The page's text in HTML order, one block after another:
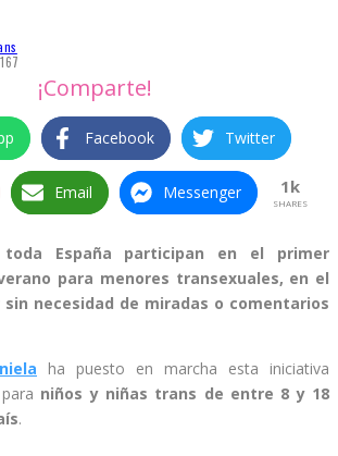
167
¡Comparte!
Facebook Twitter
Email Messenger 1k
SHARES
España participan en el primer
para menores transexuales, en el
necesidad de miradas o comentarios
ha puesto en marcha esta iniciativa
niños y niñas trans de entre 8 y 18
.